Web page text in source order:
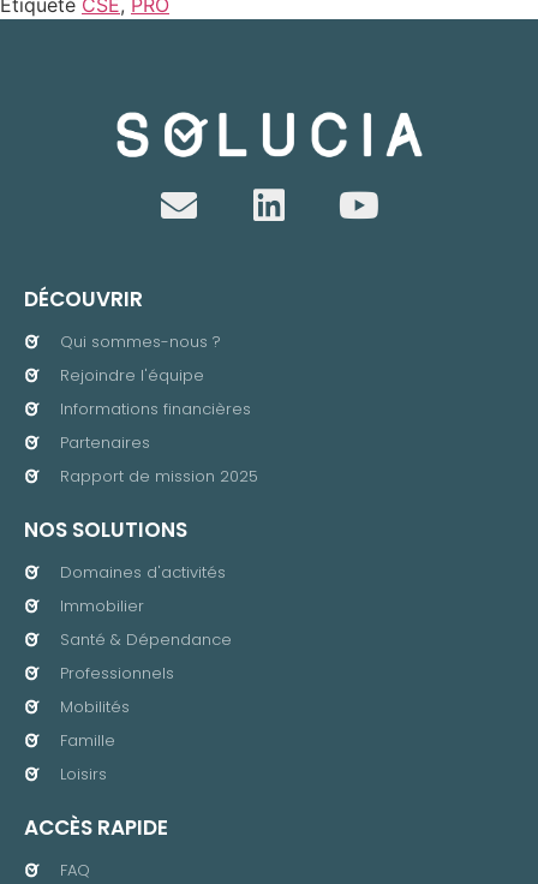
Étiqueté CSE, PRO
DÉCOUVRIR
Qui sommes-nous ?
Rejoindre l'équipe
Informations financières
Partenaires
Rapport de mission 2025
NOS SOLUTIONS
Domaines d'activités
Immobilier
Santé & Dépendance
Professionnels
Mobilités
Famille
Loisirs
ACCÈS RAPIDE
FAQ